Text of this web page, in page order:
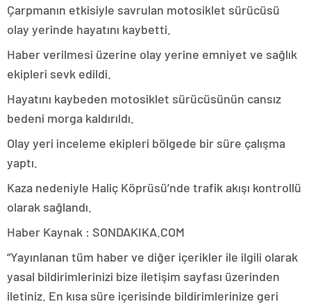
Çarpmanın etkisiyle savrulan motosiklet sürücüsü
olay yerinde hayatını kaybetti.
Haber verilmesi üzerine olay yerine emniyet ve sağlık
ekipleri sevk edildi.
Hayatını kaybeden motosiklet sürücüsünün cansız
bedeni morga kaldırıldı.
Olay yeri inceleme ekipleri bölgede bir süre çalışma
yaptı.
Kaza nedeniyle Haliç Köprüsü’nde trafik akışı kontrollü
olarak sağlandı.
Haber Kaynak : SONDAKIKA.COM
“Yayınlanan tüm haber ve diğer içerikler ile ilgili olarak
yasal bildirimlerinizi bize iletişim sayfası üzerinden
iletiniz. En kısa süre içerisinde bildirimlerinize geri